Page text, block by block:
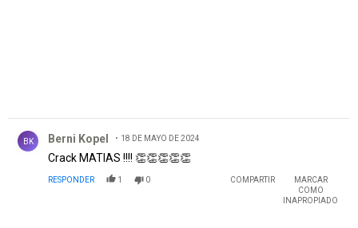
BK Berni Kopel 18 DE MAYO DE 2024
Crack MATIAS !!!! 👏👏👏👏👏
RESPONDER 1 0 COMPARTIR
MARCAR
COMO
INAPROPIADO